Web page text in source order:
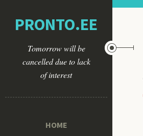
PRONTO.EE
Tomorrow will be
cancelled due to lack
of interest
HOME